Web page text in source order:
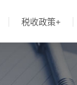
税收政策+